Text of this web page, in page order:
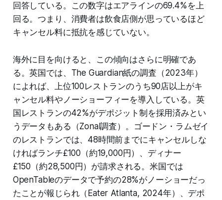
回答している。この数字はエアラインの69.4%を上
回る。つまり、消費者は飲食店側が思っているほど
キャンセル料に抵抗を感じていない。
海外に目を向けると、この傾向はさらに明確であ
る。英国では、The Guardian紙の調査（2023年）
によれば、上位100レストランのうち90店以上がキ
ャンセル料やノーショーフィーを導入している。英
国レストランの42%がデポジット制を採用済みとい
うデータもある（Zonal調査）。ゴードン・ラムゼイ
のレストランでは、48時間前までにキャンセルしな
ければランチ£100（約19,000円）、ディナー
£150（約28,500円）が請求される。米国では
OpenTableのデータで予約の28%がノーショーだっ
たことが報じられ（Eater Atlanta, 2024年）、デポ